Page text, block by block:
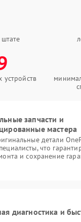
запчасти и
мастера
детали
что
и сохранение
диагностика и